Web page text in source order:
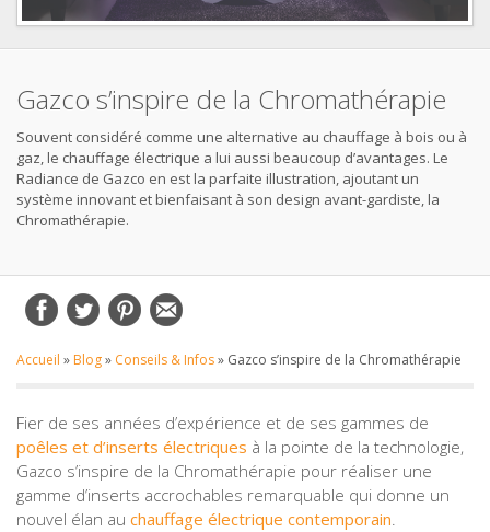
Gazco s’inspire de la Chromathérapie
Souvent considéré comme une alternative au chauffage à bois ou à
gaz, le chauffage électrique a lui aussi beaucoup d’avantages. Le
Radiance de Gazco en est la parfaite illustration, ajoutant un
système innovant et bienfaisant à son design avant-gardiste, la
Chromathérapie.
Accueil » Blog» Conseils & Infos» Gazco s’inspire de la Chromathérapie
Fier de ses années d’expérience et de ses gammes de
poêles et d’inserts électriques à la pointe de la technologie,
Gazco s’inspire de la Chromathérapie pour réaliser une
gamme d’inserts accrochables remarquable qui donne un
nouvel élan au chauffage électrique contemporain.